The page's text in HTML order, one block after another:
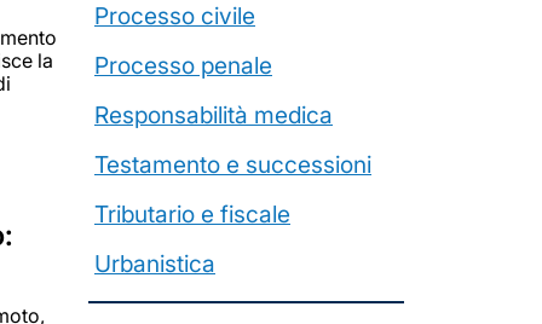
la
Processo civile
Processo penale
Responsabilità medica
Testamento e successioni
Tributario e fiscale
Urbanistica